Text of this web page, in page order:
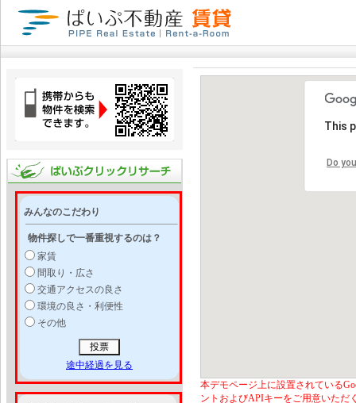
みんなのこだわり
物件探しで一番重視するのは？
家賃
間取り・広さ
交通アクセスの良さ
環境の良さ・利便性
その他
途中経過を見る
This
Do
本デモページ上に設置されている
ントおよびAPIキーをご用意いただ